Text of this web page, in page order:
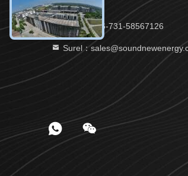
Telp：0086-731-58567126
Surel：